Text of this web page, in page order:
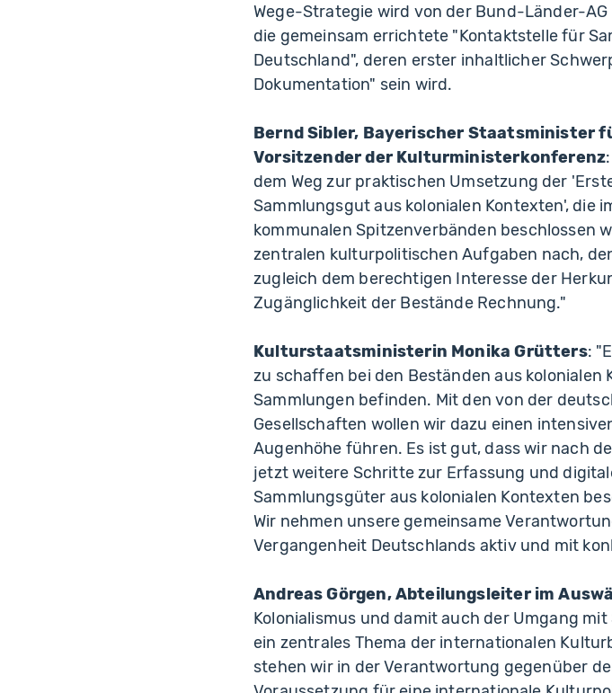
Wege-Strategie wird von der Bund-Länder-
die gemeinsam errichtete "Kontaktstelle für
Deutschland", deren erster inhaltlicher
Dokumentation" sein wird.
Bernd Sibler, Bayerischer Staatsminister
Vorsitzender der Kulturministerkonferenz
dem Weg zur praktischen Umsetzung der
Sammlungsgut aus kolonialen Kontexten', die
kommunalen Spitzenverbänden beschlossen
zentralen kulturpolitischen Aufgaben nach,
zugleich dem berechtigen Interesse der
Zugänglichkeit der Bestände Rechnung."
Kulturstaatsministerin Monika Grütters:
zu schaffen bei den Beständen aus kolonialen
Sammlungen befinden. Mit den von der
Gesellschaften wollen wir dazu einen
Augenhöhe führen. Es ist gut, dass wir nach
jetzt weitere Schritte zur Erfassung und
Sammlungsgüter aus kolonialen Kontexten
Wir nehmen unsere gemeinsame
Vergangenheit Deutschlands aktiv und mit
Andreas Görgen, Abteilungsleiter im
Kolonialismus und damit auch der Umgang
ein zentrales Thema der internationalen
stehen wir in der Verantwortung gegenüber